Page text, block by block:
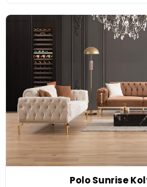
Polo Sunrise